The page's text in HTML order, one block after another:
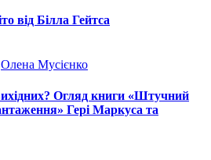
від Білла Гейтса
Олена Мусієнко
Огляд книги «Штучний
Гері Маркуса та